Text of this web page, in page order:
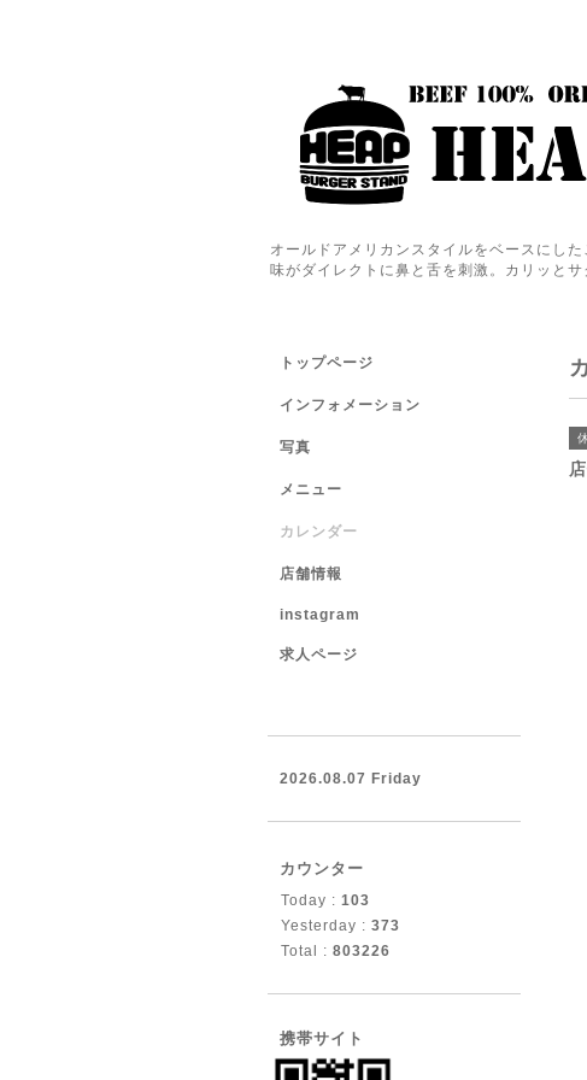
オールドアメリカンスタイルをベースにし
味がダイレクトに鼻と舌を刺激。カリッと
休
トップページ
インフォメーション
写真
メニュー
カレンダー
店舗情報
instagram
求人ページ
2026.08.07 Friday
カウンター
Today : 103
Yesterday : 373
Total : 803226
携帯サイト